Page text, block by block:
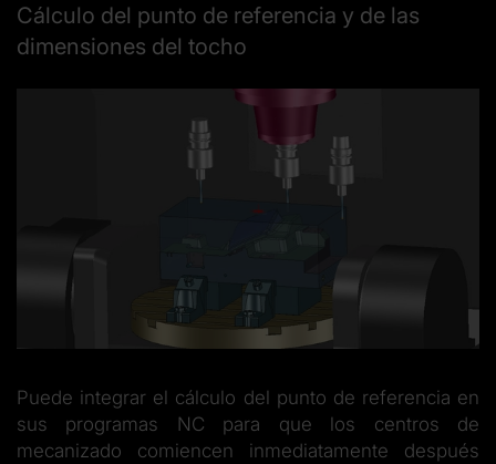
Cálculo del punto de referencia y de las
dimensiones del tocho
Puede integrar el cálculo del punto de referencia en
sus programas NC para que los centros de
mecanizado comiencen inmediatamente después